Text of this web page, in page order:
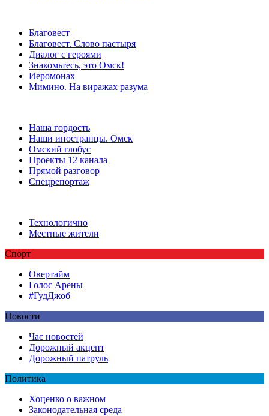
Благовест
Благовест. Слово пастыря
Диалог с героями
Знакомьтесь, это Омск!
Иеромонах
Мимино. На виражах разума
Наша гордость
Наши иностранцы. Омск
Омский глобус
Проекты 12 канала
Прямой разговор
Спецрепортаж
Технологично
Местные жители
Спорт
Овертайм
Голос Арены
#ГудДжоб
Новости
Час новостей
Дорожный акцент
Дорожный патруль
Политика
Хоценко о важном
Законодательная среда